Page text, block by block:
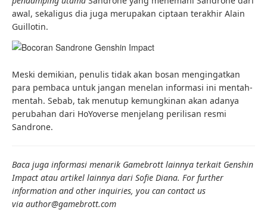
awal, sekaligus dia juga merupakan ciptaan terakhir Alain
Guillotin.
Meski demikian, penulis tidak akan bosan mengingatkan
para pembaca untuk jangan menelan informasi ini mentah-
mentah. Sebab, tak menutup kemungkinan akan adanya
perubahan dari HoYoverse menjelang perilisan resmi
Sandrone.
Baca juga informasi menarik Gamebrott lainnya terkait Genshin
Impact atau artikel lainnya dari Sofie Diana. For further
information and other inquiries, you can contact us
via author@gamebrott.com